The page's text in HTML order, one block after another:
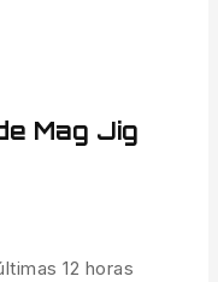
Mag Jig
12 horas